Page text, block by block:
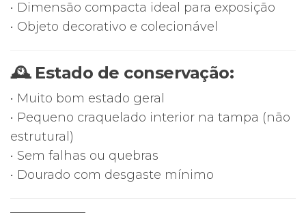
• Dimensão compacta ideal para exposição
• Objeto decorativo e colecionável
🕰 Estado de conservação:
• Muito bom estado geral
• Pequeno craquelado interior na tampa (não
estrutural)
• Sem falhas ou quebras
• Dourado com desgaste mínimo